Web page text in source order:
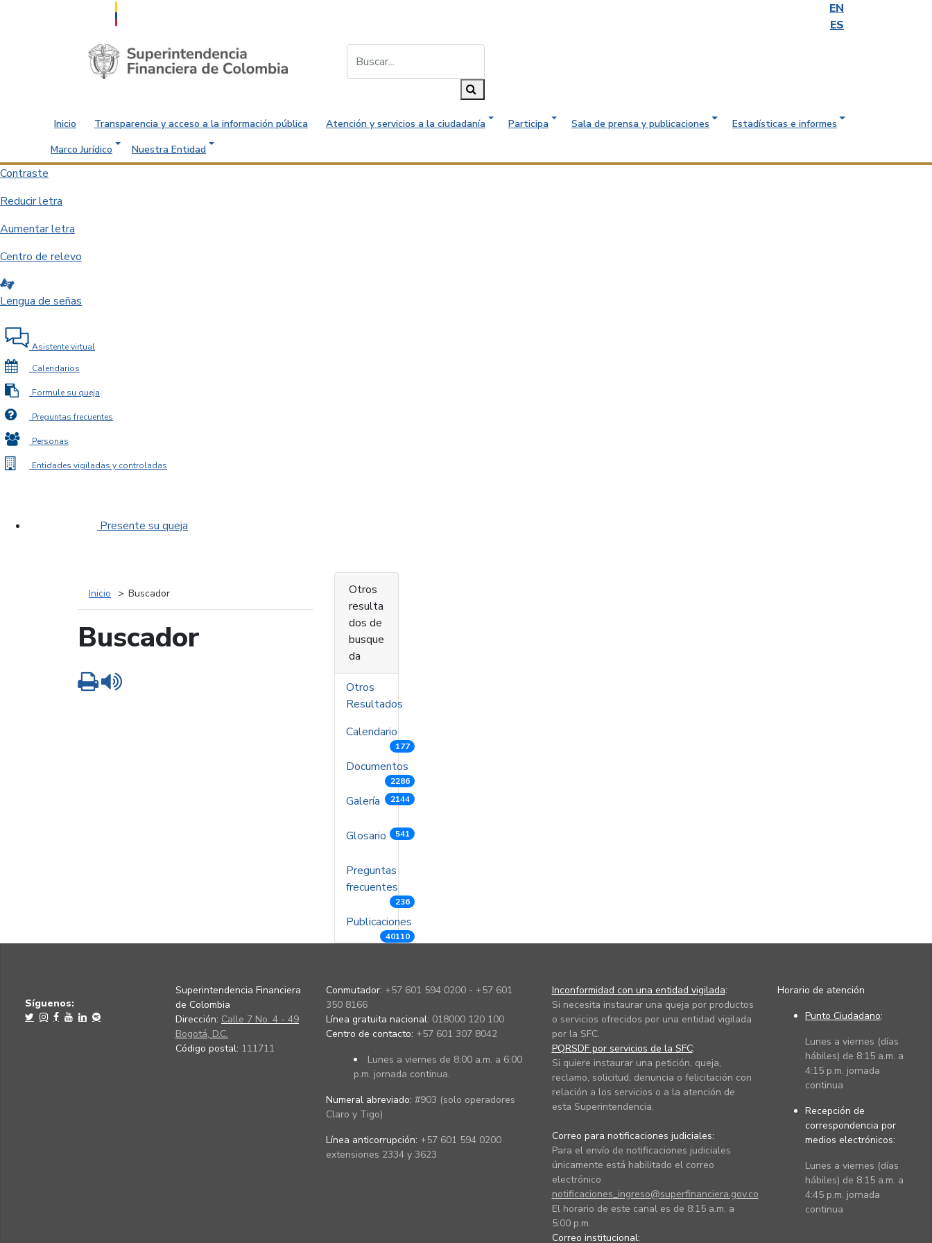
EN
ES
Saltar al contenido principal
Inicio Transparencia y acceso a la información pública Atención y servicios a la ciudadanía Participa Sala de prensa y publicaciones
Estadísticas e informes
Marco Jurídico
Nuestra Entidad
Contraste
Reducir letra
Aumentar letra
Centro de relevo
Lengua de señas
Asistente virtual
Calendarios
Formule su queja
Preguntas frecuentes
Personas
Entidades vigiladas y controladas
Presente su queja
Inicio Buscador
Buscador
Imprimir
Otros
resulta
dos de
busque
da
Otros
Resultados
Calendario
177
Documentos
2286
Galería 2144
Glosario 541
Preguntas
frecuentes
236
Publicaciones
40110
Síguenos:
Superintendencia Financiera
de Colombia
Dirección: Calle 7 No. 4 - 49
Bogotá, D.C.
Código postal: 111711
Conmutador: +57 601 594 0200 - +57 601
350 8166
Línea gratuita nacional: 018000 120 100
Centro de contacto: +57 601 307 8042
Lunes a viernes de 8:00 a.m. a 6:00
p.m. jornada continua.
Numeral abreviado: #903 (solo operadores
Claro y Tigo)
Línea anticorrupción: +57 601 594 0200
extensiones 2334 y 3623
Inconformidad con una entidad vigilada:
Si necesita instaurar una queja por productos
o servicios ofrecidos por una entidad vigilada
por la SFC.
PQRSDF por servicios de la SFC:
Si quiere instaurar una petición, queja,
reclamo, solicitud, denuncia o felicitación con
relación a los servicios o a la atención de
esta Superintendencia.
Correo para notificaciones judiciales:
Para el envío de notificaciones judiciales
únicamente está habilitado el correo
electrónico
notificaciones_ingreso@superfinanciera.gov.co
El horario de este canal es de 8:15 a.m. a
5:00 p.m.
Correo institucional:
Horario de atención
Punto Ciudadano:
Lunes a viernes (días
hábiles) de 8:15 a.m. a
4:15 p.m. jornada
continua
Recepción de
correspondencia por
medios electrónicos:
Lunes a viernes (días
hábiles) de 8:15 a.m. a
4:45 p.m. jornada
continua